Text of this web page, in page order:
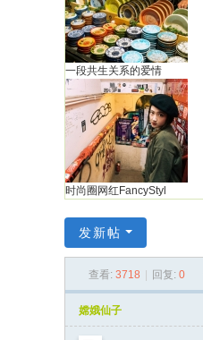
一段共生关系的爱情
时尚圈网红FancyStyl
发新帖
查看: 3718 回复: 0
嫦娥仙子